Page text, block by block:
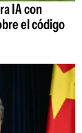
IA con
el código